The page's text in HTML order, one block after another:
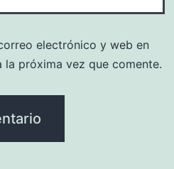
electrónico y web en
la próxima vez que comente.